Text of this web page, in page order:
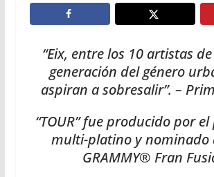
“Eix, entre los 10 artistas
generación del género
aspiran a sobresalir”. –
“TOUR” fue producido por
multi-platino y nominado
GRAMMY® Fran